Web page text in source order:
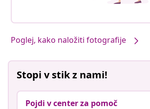
Poglej, kako naložiti fotografije
Stopi v stik z nami!
Pojdi v center za pomoč